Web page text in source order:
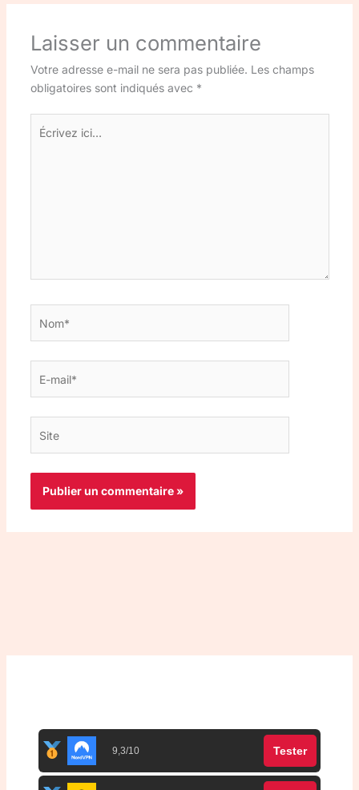
Laisser un commentaire
Votre adresse e-mail ne sera pas publiée. Les champs
obligatoires sont indiqués avec *
ici…
mail*
9,3/10 Tester